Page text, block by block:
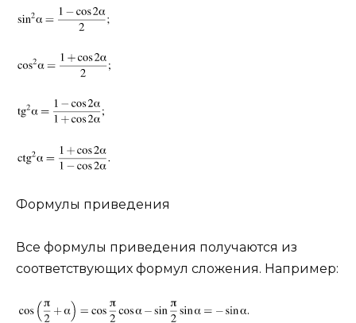
Формулы приведения
Все формулы приведения получаются из
соответствующих формул сложения. Например: